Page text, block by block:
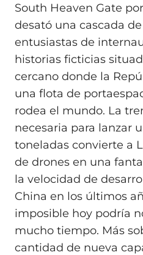
South Heaven Gate
desató una cascada
entusiastas de
historias ficticias
cercano donde la
una flota de
rodea el mundo. La
necesaria para lanzar
toneladas convierte a
de drones en una
la velocidad de
China en los últimos
imposible hoy podría
mucho tiempo. Más
cantidad de nueva